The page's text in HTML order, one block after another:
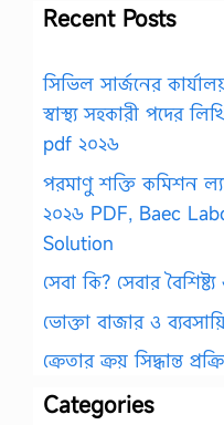
Recent Posts
সিভিল সার্জনের
স্বাস্থ্য সহকারী পদের
pdf ২০২৬
পরমাণু শক্তি কমিশন
২০২৬ PDF, Baec
Solution
সেবা কি? সেবার
ভোক্তা বাজার ও
ক্রেতার ক্রয় সিদ্ধান্ত
Categories